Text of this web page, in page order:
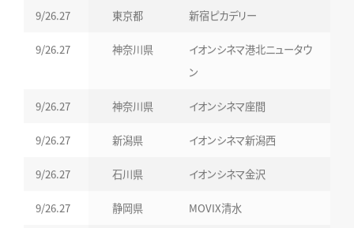
9/26.27 東京都 新宿ピカデリー
9/26.27 神奈川県
イオンシネマ港北ニュータウ
ン
9/26.27 神奈川県 イオンシネマ座間
9/26.27 新潟県 イオンシネマ新潟西
9/26.27 石川県 イオンシネマ金沢
9/26.27 静岡県 MOVIX清水